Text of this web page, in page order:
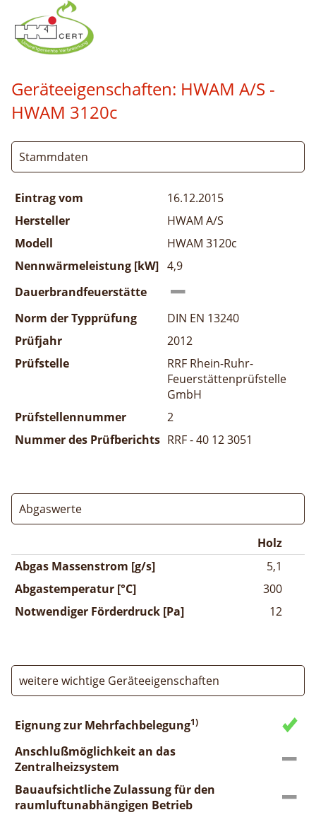
Geräteeigenschaften: HWAM A/S -
HWAM 3120c
Stammdaten
Eintrag vom
16.12.2015
Hersteller
HWAM A/S
Modell
HWAM 3120c
Nennwärmeleistung [kW] 4,9
Dauerbrandfeuerstätte
Norm der Typprüfung
DIN EN 13240
Prüfjahr
2012
Prüfstelle
RRF Rhein-Ruhr-
Feuerstättenprüfstelle
GmbH
Prüfstellennummer
2
Nummer des Prüfberichts RRF - 40 12 3051
Abgaswerte
Holz
Abgas Massenstrom [g/s]
5,1
Abgastemperatur [°C]
300
Notwendiger Förderdruck [Pa]
12
weitere wichtige Geräteeigenschaften
Eignung zur Mehrfachbelegung1)
Anschlußmöglichkeit an das
Zentralheizsystem
Bauaufsichtliche Zulassung für den
raumluftunabhängigen Betrieb